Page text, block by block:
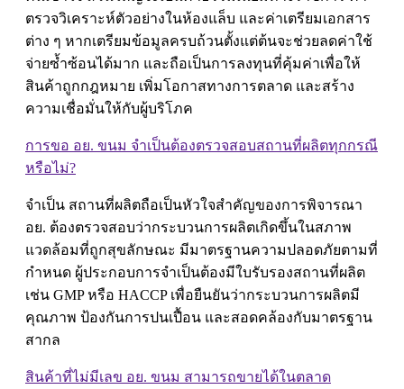
ตรวจวิเคราะห์ตัวอย่างในห้องแล็บ และค่าเตรียมเอกสาร
ต่าง ๆ หากเตรียมข้อมูลครบถ้วนตั้งแต่ต้นจะช่วยลดค่าใช้
จ่ายซ้ำซ้อนได้มาก และถือเป็นการลงทุนที่คุ้มค่าเพื่อให้
สินค้าถูกกฎหมาย เพิ่มโอกาสทางการตลาด และสร้าง
ความเชื่อมั่นให้กับผู้บริโภค
การขอ อย. ขนม จำเป็นต้องตรวจสอบสถานที่ผลิตทุกกรณี
หรือไม่?
จำเป็น สถานที่ผลิตถือเป็นหัวใจสำคัญของการพิจารณา
อย. ต้องตรวจสอบว่ากระบวนการผลิตเกิดขึ้นในสภาพ
แวดล้อมที่ถูกสุขลักษณะ มีมาตรฐานความปลอดภัยตามที่
กำหนด ผู้ประกอบการจำเป็นต้องมีใบรับรองสถานที่ผลิต
เช่น GMP หรือ HACCP เพื่อยืนยันว่ากระบวนการผลิตมี
คุณภาพ ป้องกันการปนเปื้อน และสอดคล้องกับมาตรฐาน
สากล
สินค้าที่ไม่มีเลข อย. ขนม สามารถขายได้ในตลาด